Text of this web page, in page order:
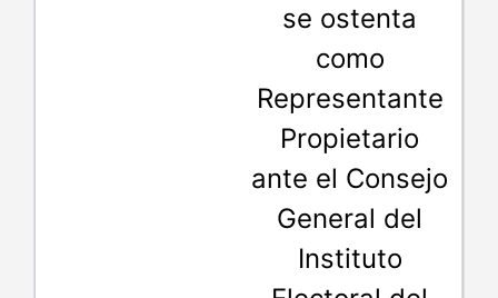
se ostenta
como
Representante
Propietario
ante el Consejo
General del
Instituto